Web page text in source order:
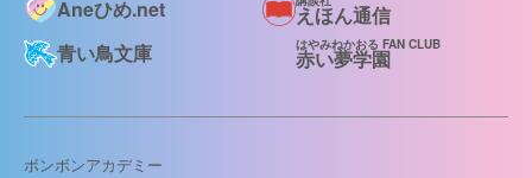
Aneひめ.net
えほん通信
青い鳥文庫
はやみねかおる FAN CLUB
赤い夢学園
ボンボンアカデミー